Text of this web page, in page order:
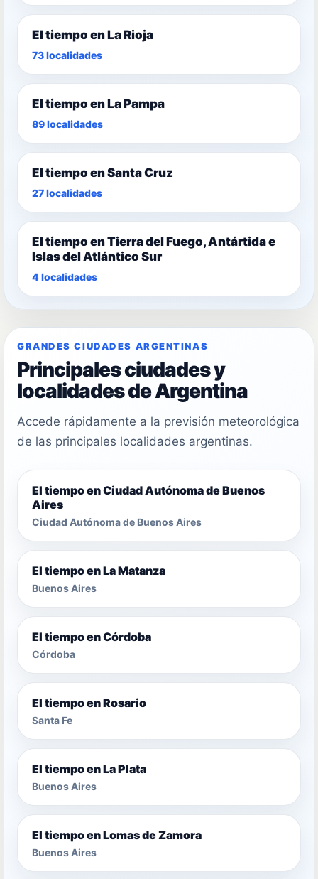
El tiempo en La Rioja
73 localidades
El tiempo en La Pampa
89 localidades
El tiempo en Santa Cruz
27 localidades
El tiempo en Tierra del Fuego, Antártida e
Islas del Atlántico Sur
4 localidades
GRANDES CIUDADES ARGENTINAS
Principales ciudades y
localidades de Argentina
Accede rápidamente a la previsión meteorológica
de las principales localidades argentinas.
El tiempo en Ciudad Autónoma de Buenos
Aires
Ciudad Autónoma de Buenos Aires
El tiempo en La Matanza
Buenos Aires
El tiempo en Córdoba
Córdoba
El tiempo en Rosario
Santa Fe
El tiempo en La Plata
Buenos Aires
El tiempo en Lomas de Zamora
Buenos Aires